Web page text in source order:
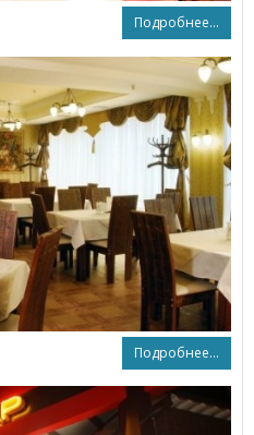
Подробнее...
Подробнее...